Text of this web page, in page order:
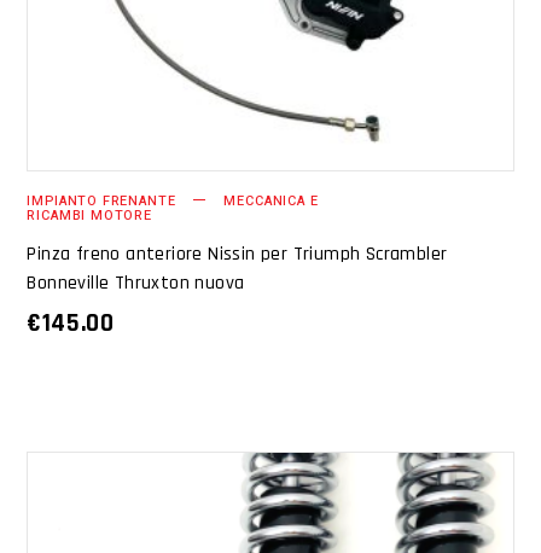
IMPIANTO FRENANTE MECCANICA E
RICAMBI MOTORE
Pinza freno anteriore Nissin per Triumph Scrambler
Bonneville Thruxton nuova
€145.00